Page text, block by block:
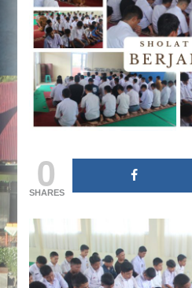
0
SHARES